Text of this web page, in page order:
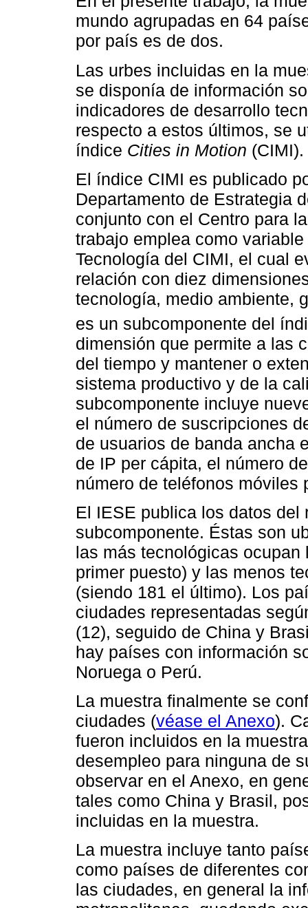
mundo agrupadas en 64
por país es de dos.
Las urbes incluidas en la
se disponía de información
indicadores de desarrollo
respecto a estos últimos, se
índice Cities in Motion (CIMI).
El índice CIMI es publicado
Departamento de Estrategia
conjunto con el Centro para
trabajo emplea como
Tecnología del CIMI, el cual
relación con diez
tecnología, medio ambiente,
es un subcomponente del
dimensión que permite a las
del tiempo y mantener o
sistema productivo y de la
subcomponente incluye
el número de suscripciones
de usuarios de banda ancha
de IP per cápita, el número
número de teléfonos móviles
El IESE publica los datos
subcomponente. Éstas son
las más tecnológicas
primer puesto) y las menos
(siendo 181 el último). Los
ciudades representadas
(12), seguido de China y
hay países con información
Noruega o Perú.
La muestra finalmente se
ciudades (véase el Anexo).
fueron incluidos en la
desempleo para ninguna de
observar en el Anexo, en
tales como China y Brasil,
incluidas en la muestra.
La muestra incluye tanto
como países de diferentes
las ciudades, en general la